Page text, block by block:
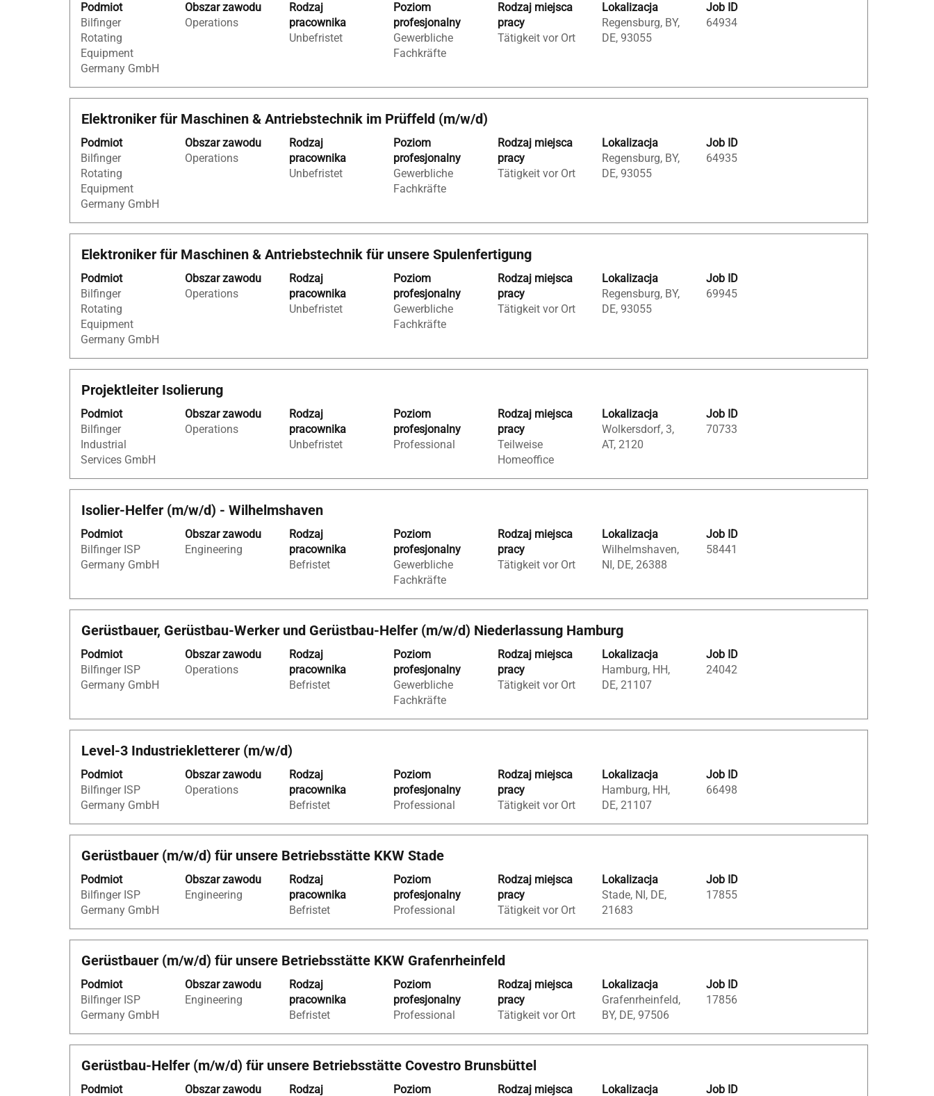
oferty
pracy.
Podmiot
Bilfinger
Rotating
Equipment
Germany GmbH
Obszar zawodu
Operations
Rodzaj
pracownika
Unbefristet
Poziom
profesjonalny
Gewerbliche
Fachkräfte
Rodzaj miejsca
pracy
Tätigkeit vor Ort
Lokalizacja
Regensburg, BY,
DE, 93055
Job ID
64934
pomocą
spacji,
aby
wyświetlić
pełną
treść
danych
oferty
Tytuł
Elektroniker für Maschinen & Antriebstechnik im Prüffeld (m/w/d)
Podmiot
Bilfinger
Rotating
Equipment
Germany GmbH
Obszar zawodu
Operations
Rodzaj
pracownika
Unbefristet
Poziom
profesjonalny
Gewerbliche
Fachkräfte
Rodzaj miejsca
pracy
Tätigkeit vor Ort
Lokalizacja
Regensburg, BY,
DE, 93055
Job ID
64935
Zaznacz
pomocą
spacji,
aby
wyświetlić
pełną
treść
danych
oferty
Tytuł
Elektroniker für Maschinen & Antriebstechnik für unsere Spulenfertigung
Podmiot
Bilfinger
Rotating
Equipment
Germany GmbH
Obszar zawodu
Operations
Rodzaj
pracownika
Unbefristet
Poziom
profesjonalny
Gewerbliche
Fachkräfte
Rodzaj miejsca
pracy
Tätigkeit vor Ort
Lokalizacja
Regensburg, BY,
DE, 93055
Job ID
69945
Zaznacz
pomocą
spacji,
aby
wyświetlić
pełną
treść
danych
oferty
Tytuł
Projektleiter Isolierung
Podmiot
Bilfinger
Industrial
Services GmbH
Obszar zawodu
Operations
Rodzaj
pracownika
Unbefristet
Poziom
profesjonalny
Professional
Rodzaj miejsca
pracy
Teilweise
Homeoffice
Lokalizacja
Wolkersdorf, 3,
AT, 2120
Job ID
70733
Zaznacz
pomocą
spacji,
aby
wyświetlić
pełną
treść
danych
pracy.
Tytuł
Isolier-Helfer (m/w/d) - Wilhelmshaven
Podmiot
Bilfinger ISP
Germany GmbH
Obszar zawodu
Engineering
Rodzaj
pracownika
Befristet
Poziom
profesjonalny
Gewerbliche
Fachkräfte
Rodzaj miejsca
pracy
Tätigkeit vor Ort
Lokalizacja
Wilhelmshaven,
NI, DE, 26388
Job ID
58441
Zaznacz
pomocą
spacji,
aby
pełną
treść
danych
pracy.
Tytuł
Gerüstbauer, Gerüstbau-Werker und Gerüstbau-Helfer (m/w/d) Niederlassung Hamburg
Podmiot
Bilfinger ISP
Germany GmbH
Obszar zawodu
Operations
Rodzaj
pracownika
Befristet
Poziom
profesjonalny
Gewerbliche
Fachkräfte
Rodzaj miejsca
pracy
Tätigkeit vor Ort
Lokalizacja
Hamburg, HH,
DE, 21107
Job ID
24042
Zaznacz
pomocą
spacji,
aby
pełną
treść
danych
pracy.
Tytuł
Level-3 Industriekletterer (m/w/d)
Podmiot
Bilfinger ISP
Germany GmbH
Obszar zawodu
Operations
Rodzaj
pracownika
Befristet
Poziom
profesjonalny
Professional
Rodzaj miejsca
pracy
Tätigkeit vor Ort
Lokalizacja
Hamburg, HH,
DE, 21107
Job ID
66498
Zaznacz
pomocą
spacji,
aby
wyświetlić
pełną
treść
oferty
pracy.
Tytuł
Gerüstbauer (m/w/d) für unsere Betriebsstätte KKW Stade
Podmiot
Bilfinger ISP
Germany GmbH
Obszar zawodu
Engineering
Rodzaj
pracownika
Befristet
Poziom
profesjonalny
Professional
Rodzaj miejsca
pracy
Tätigkeit vor Ort
Lokalizacja
Stade, NI, DE,
21683
Job ID
17855
Zaznacz
pomocą
spacji,
aby
wyświetlić
pełną
treść
oferty
pracy.
Tytuł
Gerüstbauer (m/w/d) für unsere Betriebsstätte KKW Grafenrheinfeld
Podmiot
Bilfinger ISP
Germany GmbH
Obszar zawodu
Engineering
Rodzaj
pracownika
Befristet
Poziom
profesjonalny
Professional
Rodzaj miejsca
pracy
Tätigkeit vor Ort
Lokalizacja
Grafenrheinfeld,
BY, DE, 97506
Job ID
17856
Zaznacz
pomocą
spacji,
aby
wyświetlić
pełną
treść
Tytuł
Gerüstbau-Helfer (m/w/d) für unsere Betriebsstätte Covestro Brunsbüttel
Podmiot Obszar zawodu Rodzaj Poziom Rodzaj miejsca Lokalizacja Job ID
Zaznacz
pomocą